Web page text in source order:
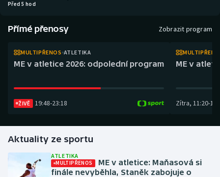
Basketbal
Biatlon
Boby a skeleton
Curling
Cyklistika
Florbal
Aplikace ČT sport
AZ kvíz
Před 5 hod
Přímé přenosy Zobrazit program
MULTIPŘENOS ATLETIKA
ME v atletice 2026: odpolední program
ŽIVĚ 19:48-23:18
ME v
Zítra, 11:20-
Aktuality ze sportu
ATLETIKA
MULTIPŘENOS
ME v atletice: Maňasová si
finále nevyběhla, Staněk zabojuje o